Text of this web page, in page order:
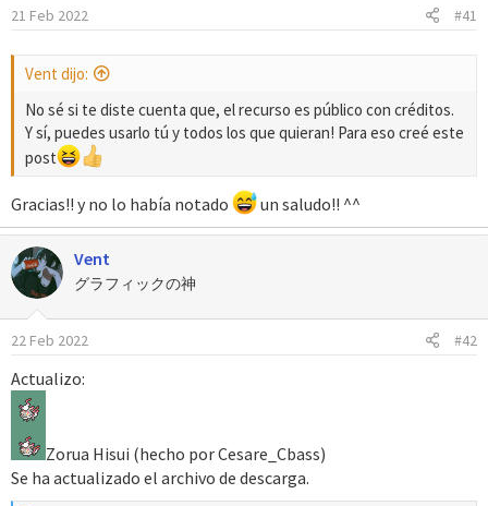
21 Feb 2022 #41
Vent dijo:
No sé si te diste cuenta que, el recurso es público con créditos.
Y sí, puedes usarlo tú y todos los que quieran! Para eso creé este
post
Gracias!! y no lo había notado un saludo!! ^^
Vent
グラフィックの神
22 Feb 2022 #42
Actualizo:
Zorua Hisui (hecho por Cesare_Cbass)
Se ha actualizado el archivo de descarga.